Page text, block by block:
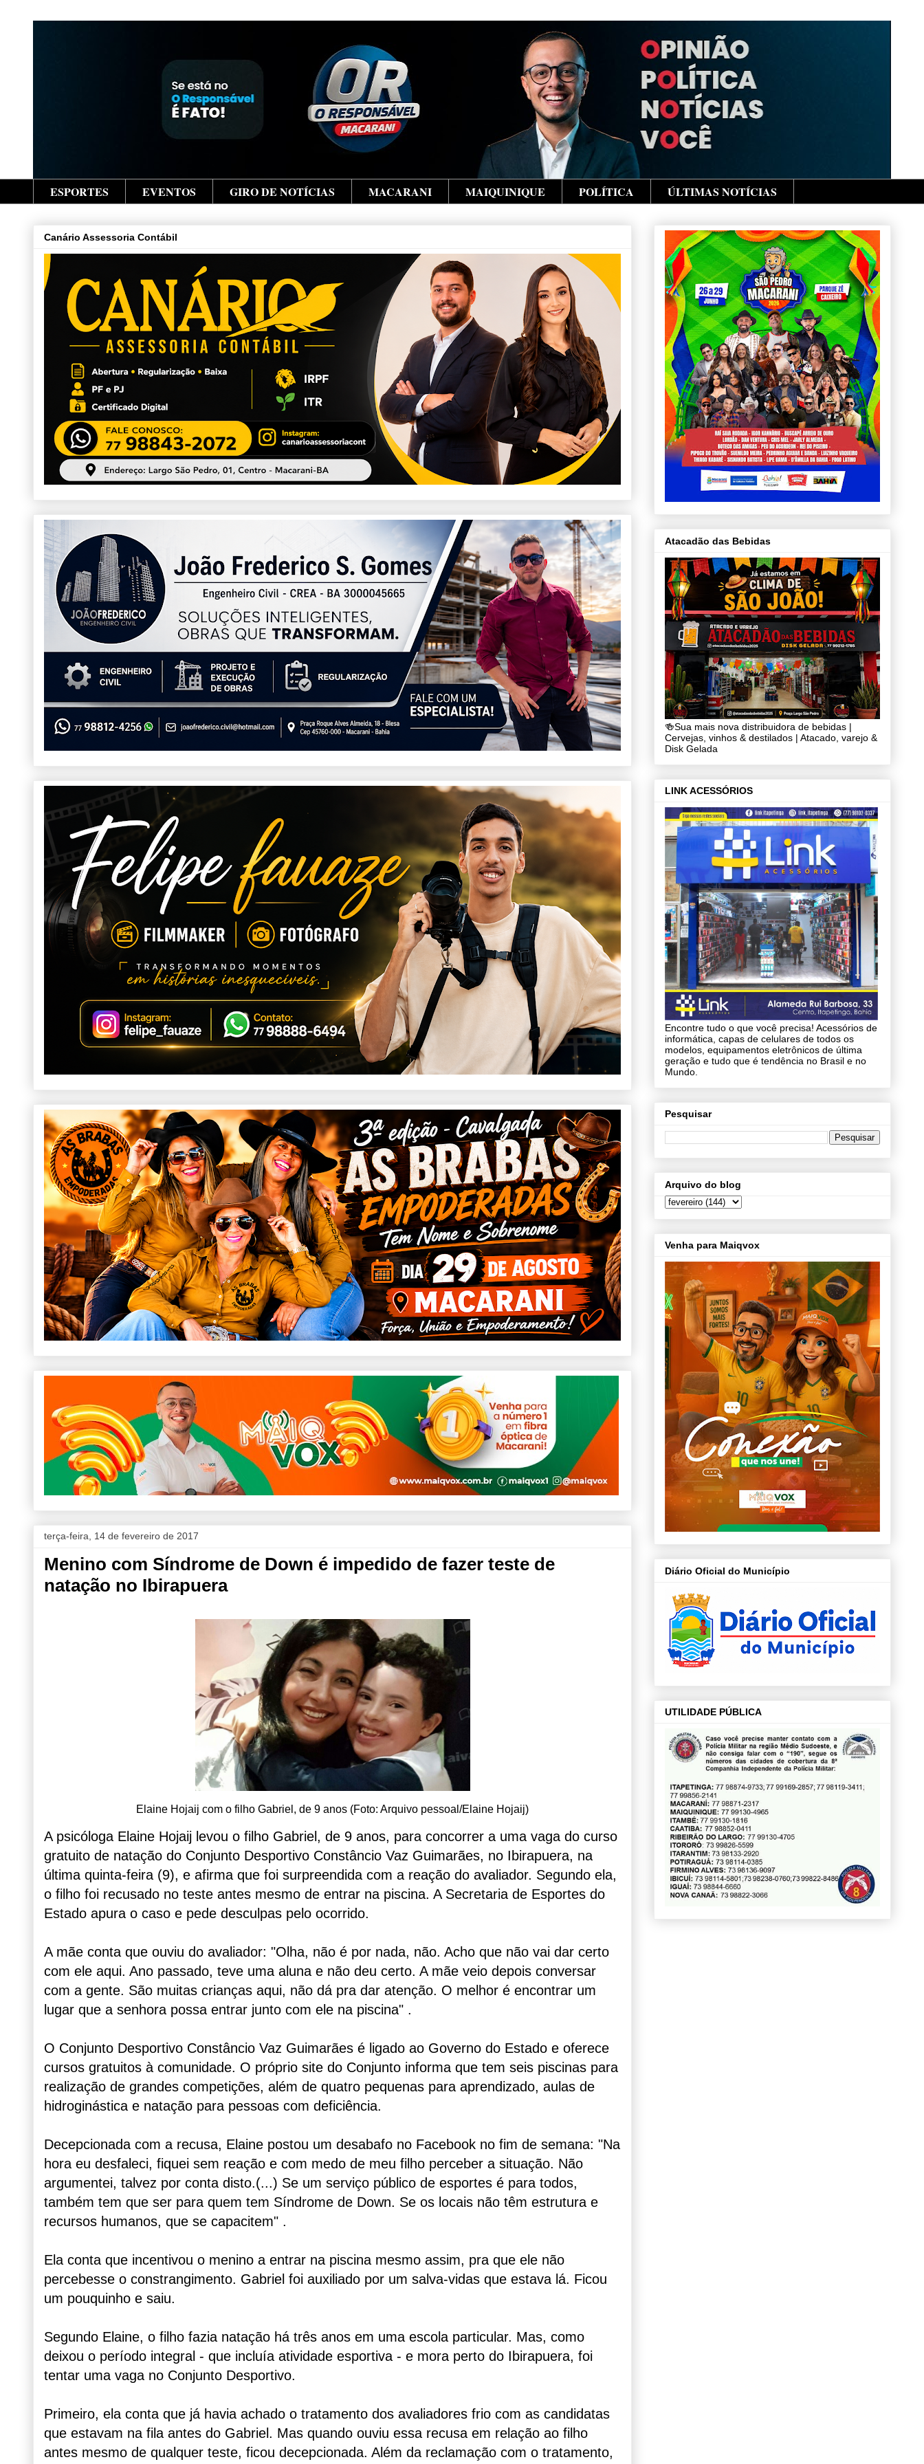
ESPORTES EVENTOS GIRO DE NOTÍCIAS MACARANI MAIQUINIQUE POLÍTICA ÚLTIMAS NOTÍCIAS
Canário Assessoria Contábil
terça-feira, 14 de fevereiro de 2017
Menino com Síndrome de Down é impedido de fazer teste de
natação no Ibirapuera
Elaine Hojaij com o filho Gabriel, de 9 anos (Foto: Arquivo pessoal/Elaine Hojaij)
A psicóloga Elaine Hojaij levou o filho Gabriel, de 9 anos, para concorrer a uma vaga do curso
gratuito de natação do Conjunto Desportivo Constâncio Vaz Guimarães, no Ibirapuera, na
última quinta-feira (9), e afirma que foi surpreendida com a reação do avaliador. Segundo ela,
o filho foi recusado no teste antes mesmo de entrar na piscina. A Secretaria de Esportes do
Estado apura o caso e pede desculpas pelo ocorrido.
A mãe conta que ouviu do avaliador: "Olha, não é por nada, não. Acho que não vai dar certo
com ele aqui. Ano passado, teve uma aluna e não deu certo. A mãe veio depois conversar
com a gente. São muitas crianças aqui, não dá pra dar atenção. O melhor é encontrar um
lugar que a senhora possa entrar junto com ele na piscina" .
O Conjunto Desportivo Constâncio Vaz Guimarães é ligado ao Governo do Estado e oferece
cursos gratuitos à comunidade. O próprio site do Conjunto informa que tem seis piscinas para
realização de grandes competições, além de quatro pequenas para aprendizado, aulas de
hidroginástica e natação para pessoas com deficiência.
Decepcionada com a recusa, Elaine postou um desabafo no Facebook no fim de semana: "Na
hora eu desfaleci, fiquei sem reação e com medo de meu filho perceber a situação. Não
argumentei, talvez por conta disto.(...) Se um serviço público de esportes é para todos,
também tem que ser para quem tem Síndrome de Down. Se os locais não têm estrutura e
recursos humanos, que se capacitem" .
Ela conta que incentivou o menino a entrar na piscina mesmo assim, pra que ele não
percebesse o constrangimento. Gabriel foi auxiliado por um salva-vidas que estava lá. Ficou
um pouquinho e saiu.
Segundo Elaine, o filho fazia natação há três anos em uma escola particular. Mas, como
deixou o período integral - que incluía atividade esportiva - e mora perto do Ibirapuera, foi
tentar uma vaga no Conjunto Desportivo.
Primeiro, ela conta que já havia achado o tratamento dos avaliadores frio com as candidatas
que estavam na fila antes do Gabriel. Mas quando ouviu essa recusa em relação ao filho
antes mesmo de qualquer teste, ficou decepcionada. Além da reclamação com o tratamento,
Atacadão das Bebidas
🍻Sua mais nova distribuidora de bebidas |
Cervejas, vinhos & destilados | Atacado, varejo &
Disk Gelada
LINK ACESSÓRIOS
Encontre tudo o que você precisa! Acessórios de
informática, capas de celulares de todos os
modelos, equipamentos eletrônicos de última
geração e tudo que é tendência no Brasil e no
Mundo.
Pesquisar
Arquivo do blog
Venha para Maiqvox
Diário Oficial do Município
UTILIDADE PÚBLICA